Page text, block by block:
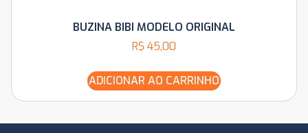
BUZINA BIBI MODELO ORIGINAL
R$ 45,00
ADICIONAR AO CARRINHO